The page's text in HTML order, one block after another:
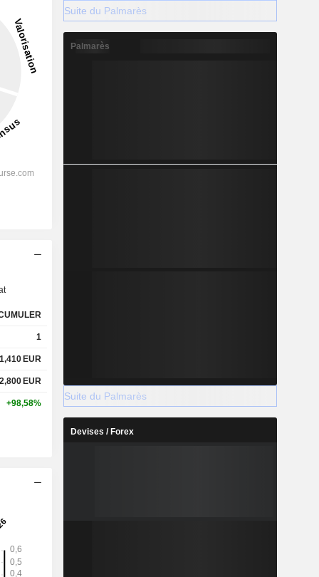
-76,32%
2028
1,05%
1
1,410 EUR
2,800 EUR
+98,58%
Suite du Palmarès
Palmarès
Suite du Palmarès
Devises / Forex